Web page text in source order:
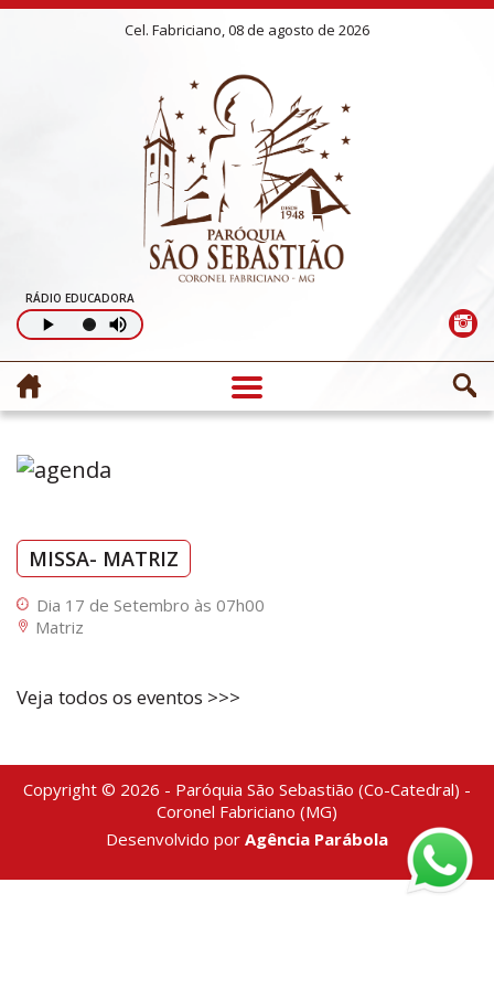
Cel. Fabriciano, 08 de agosto de 2026
RÁDIO EDUCADORA
MISSA- MATRIZ
Dia 17 de Setembro às 07h00
Matriz
Veja todos os eventos >>>
Copyright © 2026 - Paróquia São Sebastião (Co-Catedral) -
Coronel Fabriciano (MG)
Desenvolvido por Agência Parábola